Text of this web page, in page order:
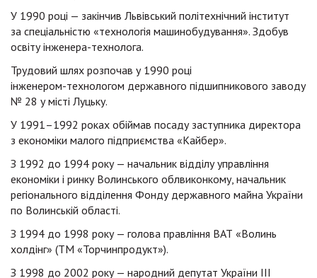
У 1990 році — закінчив Львівський політехнічний інститут
за спеціальністю «технологія машинобудування». Здобув
освітуінженера-технолога.
Трудовий шлях розпочав у 1990 році
інженером-технологом державного підшипникового заводу
№ 28 у місті Луцьку.
У 1991–1992 роках обіймав посаду заступника директора
з економіки малого підприємства «Кайбер».
З 1992 до 1994 року — начальник відділу управління
економіки і ринку Волинського облвиконкому, начальник
регіонального відділення Фонду державного майна України
по Волинській області.
З 1994 до 1998 року — голова правління ВАТ «Волинь
холдінг» (ТМ «Торчинпродукт»).
З 1998 до 2002 року — народний депутат України ІІІ